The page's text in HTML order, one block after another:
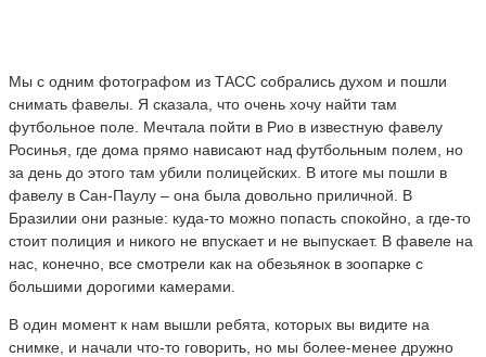
Мы с одним фотографом из ТАСС собрались духом и пошли
снимать фавелы. Я сказала, что очень хочу найти там
футбольное поле. Мечтала пойти в Рио в известную фавелу
Росинья, где дома прямо нависают над футбольным полем, но
за день до этого там убили полицейских. В итоге мы пошли в
фавелу в Сан-Паулу – она была довольно приличной. В
Бразилии они разные: куда-то можно попасть спокойно, а где-то
стоит полиция и никого не впускает и не выпускает. В фавеле на
нас, конечно, все смотрели как на обезьянок в зоопарке с
большими дорогими камерами.
В один момент к нам вышли ребята, которых вы видите на
снимке, и начали что-то говорить, но мы более-менее дружно